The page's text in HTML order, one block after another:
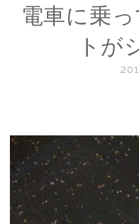
電車に乗
トが